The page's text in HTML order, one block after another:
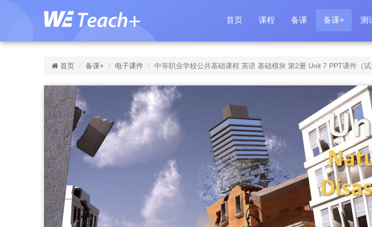
首页 课程 备课 备课+ 测
首页 备课+ 电子课件 中等职业学校公共基础课程 英语 基础模块 第2册 Unit 7 PPT课件（试